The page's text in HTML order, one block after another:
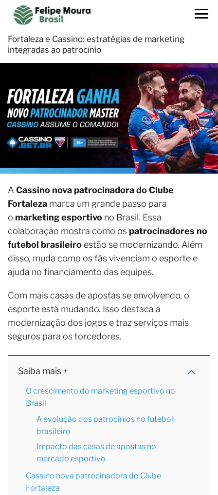
Fortaleza e Cassino: estratégias de marketing
integradas ao patrocínio
A Cassino nova patrocinadora do Clube
Fortaleza marca um grande passo para
o marketing esportivo no Brasil. Essa
colaboração mostra como os patrocinadores no
futebol brasileiro estão se modernizando. Além
disso, muda como os fãs vivenciam o esporte e
ajuda no financiamento das equipes.
Com mais casas de apostas se envolvendo, o
esporte está mudando. Isso destaca a
modernização dos jogos e traz serviços mais
seguros para os torcedores.
Saiba mais +
O crescimento do marketing esportivo no
Brasil
A evolução dos patrocínios no futebol
brasileiro
Impacto das casas de apostas no
mercado esportivo
Cassino nova patrocinadora do Clube
Fortaleza